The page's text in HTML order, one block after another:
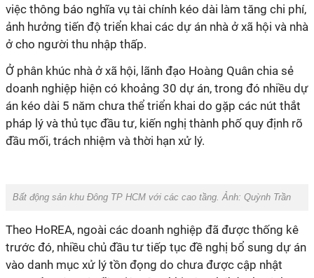
việc thông báo nghĩa vụ tài chính kéo dài làm tăng chi phí,
ảnh hưởng tiến độ triển khai các dự án nhà ở xã hội và nhà
ở cho người thu nhập thấp.
Ở phân khúc nhà ở xã hội, lãnh đạo Hoàng Quân chia sẻ
doanh nghiệp hiện có khoảng 30 dự án, trong đó nhiều dự
án kéo dài 5 năm chưa thể triển khai do gặp các nút thắt
pháp lý và thủ tục đầu tư, kiến nghị thành phố quy định rõ
đầu mối, trách nhiệm và thời hạn xử lý.
Bất động sản khu Đông TP HCM với các cao tầng. Ảnh: Quỳnh Trần
Theo HoREA, ngoài các doanh nghiệp đã được thống kê
trước đó, nhiều chủ đầu tư tiếp tục đề nghị bổ sung dự án
vào danh mục xử lý tồn đọng do chưa được cập nhật